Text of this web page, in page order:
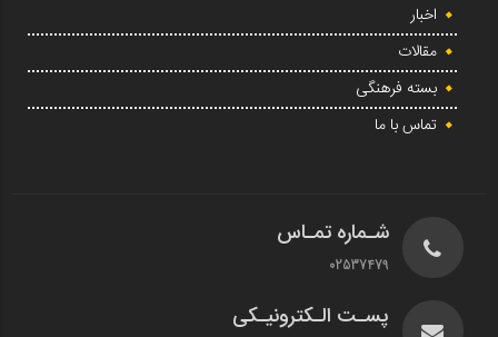
اخبار
مقالات
بسته فرهنگی
تماس با ما
شـماره تمـاس
02537479
پسـت الـکترونیـکی